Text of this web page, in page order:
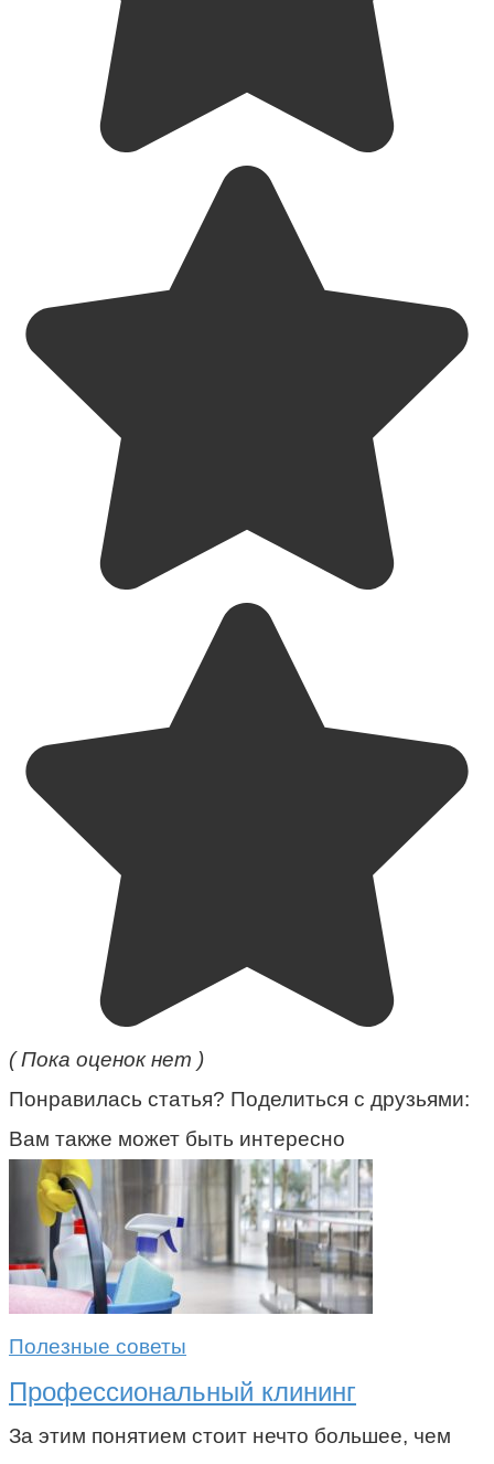
( Пока оценок нет )
Понравилась статья? Поделиться с друзьями:
Вам также может быть интересно
Полезные советы
Профессиональный клининг
За этим понятием стоит нечто большее, чем